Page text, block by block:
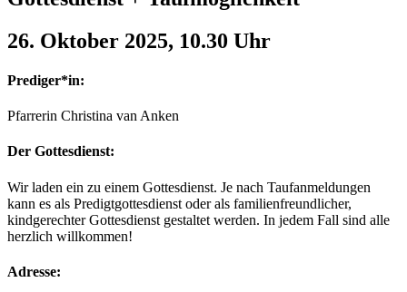
26. Oktober 2025, 10.30 Uhr
Prediger*in:
Pfarrerin Christina van Anken
Der Gottesdienst:
Wir laden ein zu einem Gottesdienst. Je nach Taufanmeldungen
kann es als Predigtgottesdienst oder als familienfreundlicher,
kindgerechter Gottesdienst gestaltet werden. In jedem Fall sind alle
herzlich willkommen!
Adresse: